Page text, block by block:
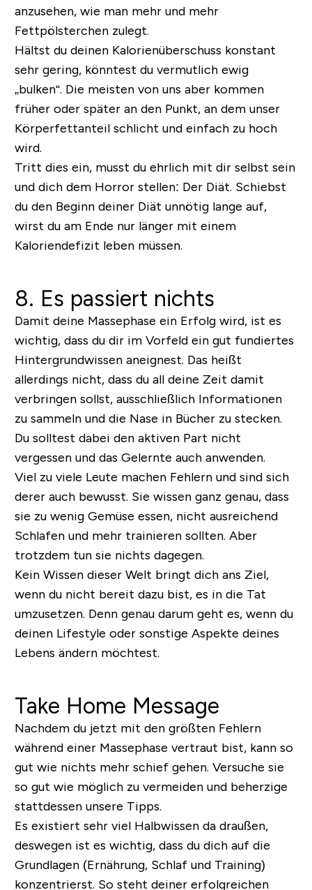
anzusehen, wie man mehr und mehr
Fettpölsterchen zulegt.
Hältst du deinen Kalorienüberschuss konstant
sehr gering, könntest du vermutlich ewig
„bulken“. Die meisten von uns aber kommen
früher oder später an den Punkt, an dem unser
Körperfettanteil schlicht und einfach zu hoch
wird.
Tritt dies ein, musst du ehrlich mit dir selbst sein
und dich dem Horror stellen: Der Diät. Schiebst
du den Beginn deiner Diät unnötig lange auf,
wirst du am Ende nur länger mit einem
Kaloriendefizit leben müssen.
8. Es passiert nichts
Damit deine Massephase ein Erfolg wird, ist es
wichtig, dass du dir im Vorfeld ein gut fundiertes
Hintergrundwissen aneignest. Das heißt
allerdings nicht, dass du all deine Zeit damit
verbringen sollst, ausschließlich Informationen
zu sammeln und die Nase in Bücher zu stecken.
Du solltest dabei den aktiven Part nicht
vergessen und das Gelernte auch anwenden.
Viel zu viele Leute machen Fehlern und sind sich
derer auch bewusst. Sie wissen ganz genau, dass
sie zu wenig Gemüse essen, nicht ausreichend
Schlafen und mehr trainieren sollten. Aber
trotzdem tun sie nichts dagegen.
Kein Wissen dieser Welt bringt dich ans Ziel,
wenn du nicht bereit dazu bist, es in die Tat
umzusetzen. Denn genau darum geht es, wenn du
deinen Lifestyle oder sonstige Aspekte deines
Lebens ändern möchtest.
Take Home Message
Nachdem du jetzt mit den größten Fehlern
während einer Massephase vertraut bist, kann so
gut wie nichts mehr schief gehen. Versuche sie
so gut wie möglich zu vermeiden und beherzige
stattdessen unsere Tipps.
Es existiert sehr viel Halbwissen da draußen,
deswegen ist es wichtig, dass du dich auf die
Grundlagen (Ernährung, Schlaf und Training)
konzentrierst. So steht deiner erfolgreichen